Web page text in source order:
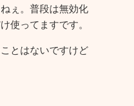
ぇ。普段は無効化
使ってますです。
とはないですけど